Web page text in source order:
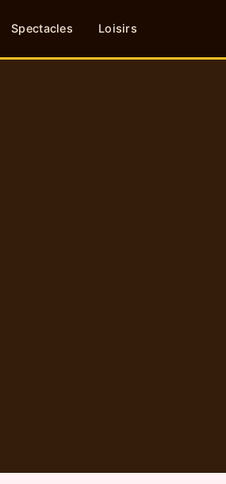
Spectacles Loisirs